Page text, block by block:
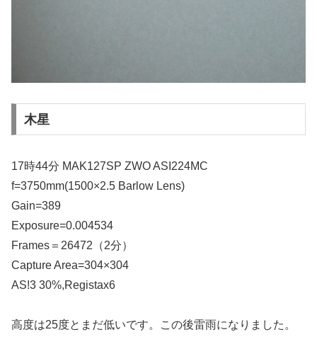
木星
17時44分 MAK127SP ZWO ASI224MC
f=3750mm(1500×2.5 Barlow Lens)
Gain=389
Exposure=0.004534
Frames＝26472（2分）
Capture Area=304×304
AS!3 30%,Registax6
高度は25度とまだ低いです。この後雷雨になりました。